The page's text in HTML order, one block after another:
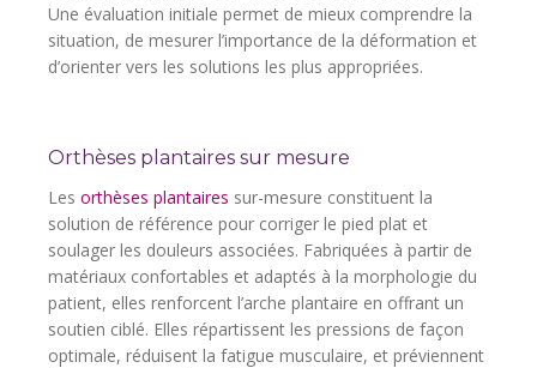
Une évaluation initiale permet de mieux comprendre la
situation, de mesurer l’importance de la déformation et
d’orienter vers les solutions les plus appropriées.
Orthèses plantaires sur mesure
Les orthèses plantaires sur-mesure constituent la
solution de référence pour corriger le pied plat et
soulager les douleurs associées. Fabriquées à partir de
matériaux confortables et adaptés à la morphologie du
patient, elles renforcent l’arche plantaire en offrant un
soutien ciblé. Elles répartissent les pressions de façon
optimale, réduisent la fatigue musculaire, et préviennent